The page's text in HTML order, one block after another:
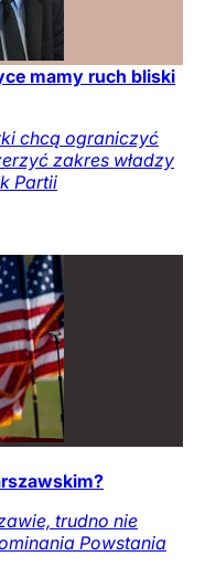
mamy ruch bliski
chcą ograniczyć
zakres władzy
Partii
trudno nie
Powstania